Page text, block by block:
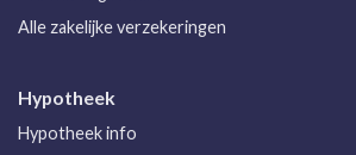
Alle zakelijke verzekeringen
Hypotheek
Hypotheek info